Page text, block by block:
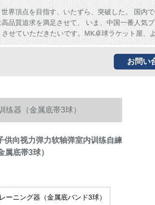
界頂点を目指す、いたずら、突破した。 国内
品質追求を満足させて、 いま、中国一番人気
せていただきたいです。MK卓球ラケット屋、
お問い
器（金属底帯3球）
供向视力弹力软轴弹室内训练自練
底帯3球）
ーニング器（金属底バンド3球）